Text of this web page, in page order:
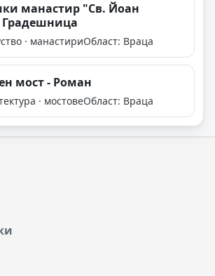
манастир "Св. Йоан
Градешница
· манастириОбласт: Враца
мост - Роман
· мостовеОбласт: Враца